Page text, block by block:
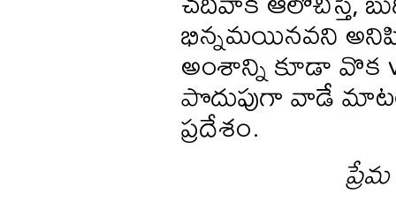
భిన్నమయినవని
అంశాన్ని కూడా వొక
పొదుపుగా వాడే
ప్రదేశం.